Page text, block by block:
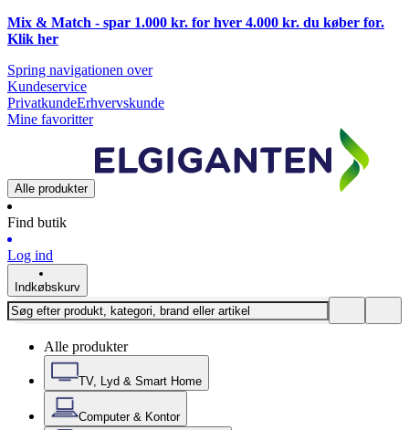
Mix & Match - spar 1.000 kr. for hver 4.000 kr. du køber for.
Klik her
Spring navigationen over
Kundeservice
PrivatkundeErhvervskunde
Mine favoritter
Alle produkter
Find butik
Log ind
Indkøbskurv
Alle produkter
TV, Lyd & Smart Home
Computer & Kontor